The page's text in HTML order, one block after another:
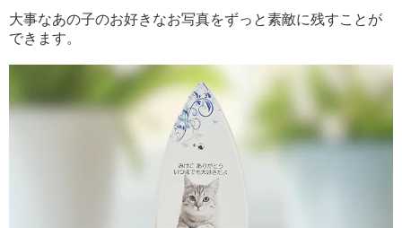
大事なあの子のお好きなお写真をずっと素敵に残すことが
できます。